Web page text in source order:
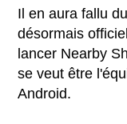
Il en aura fallu
désormais
lancer Nearby
se veut être
Android.